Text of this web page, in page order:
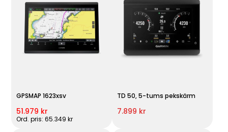
GPSMAP 1623xsv
51.979 kr
Ord. pris: 65.349 kr
TD 50, 5-tums pekskärm
7.899 kr